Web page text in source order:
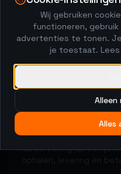
2
Kopers brengen
48-uurs veiling met
Regel het
Na de veiling spreek je
ophalen, levering en
Wij gebruiken
functioneren,
advertenties te tonen.
je toestaat. Lees
Alleen
Alles